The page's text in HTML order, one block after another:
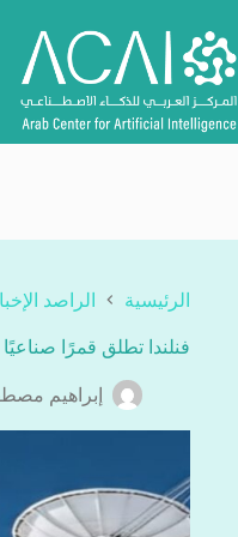
إلى
المحتوى
الرئيسية الراصد
فنلندا تطلق قمرًا
إبراهيم